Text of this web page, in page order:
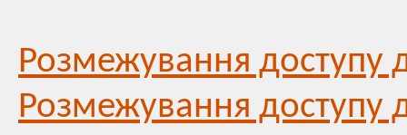
Розмежування доступу
Розмежування доступу